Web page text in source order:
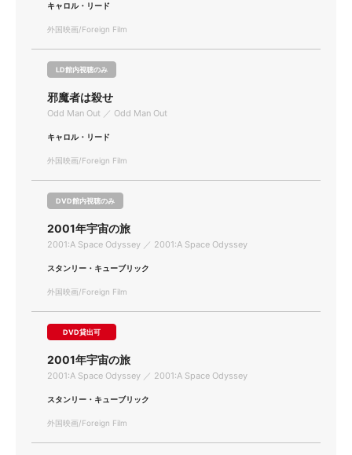
キャロル・リード
外国映画/Foreign Film
LD館内視聴のみ
邪魔者は殺せ
Odd Man Out ／ Odd Man Out
キャロル・リード
外国映画/Foreign Film
DVD館内視聴のみ
2001年宇宙の旅
2001:A Space Odyssey ／ 2001:A Space Odyssey
スタンリー・キューブリック
外国映画/Foreign Film
DVD貸出可
2001年宇宙の旅
2001:A Space Odyssey ／ 2001:A Space Odyssey
スタンリー・キューブリック
外国映画/Foreign Film